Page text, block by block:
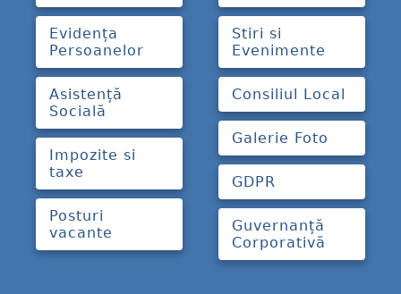
Evidența
Persoanelor
Asistență
Socială
Impozite si
taxe
Posturi
vacante
Stiri si
Evenimente
Consiliul Local
Galerie Foto
GDPR
Guvernanță
Corporativă